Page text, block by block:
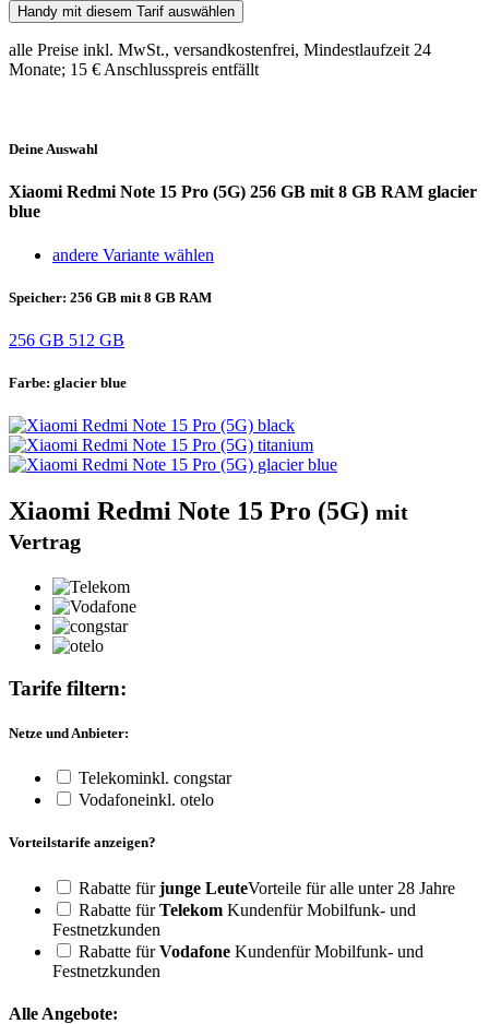
Handy mit diesem Tarif auswählen
alle Preise inkl. MwSt., versandkostenfrei, Mindestlaufzeit 24
Monate; 15 € Anschlusspreis entfällt
Deine Auswahl
Xiaomi Redmi Note 15 Pro (5G) 256 GB mit 8 GB RAM glacier
blue
andere Variante wählen
Speicher: 256 GB mit 8 GB RAM
256 GB 512 GB
Farbe: glacier blue
Xiaomi Redmi Note 15 Pro (5G) mit
Vertrag
Tarife filtern:
Netze und Anbieter:
Telekominkl. congstar
Vodafoneinkl. otelo
Vorteilstarife anzeigen?
Rabatte fürjunge LeuteVorteile für alle unter 28 Jahre
Rabatte fürTelekom Kundenfür Mobilfunk- und
Festnetzkunden
Rabatte fürVodafone Kundenfür Mobilfunk- und
Festnetzkunden
Alle Angebote: